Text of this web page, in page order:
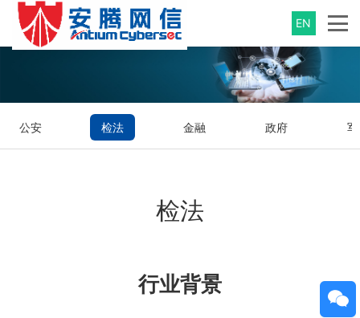
EN
公安 检法 金融 政府
检法
行业背景